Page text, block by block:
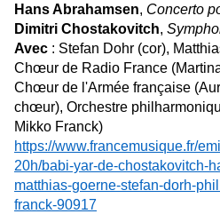
Hans Abrahamsen, Concerto
Dimitri Chostakovitch,
Avec : Stefan Dohr (cor),
Chœur de Radio France
Chœur de l'Armée française
chœur), Orchestre
Mikko Franck)
https://www.francemusique.fr/
20h/babi-yar-de-chostakovitch-
matthias-goerne-stefan-dorh-
franck-90917